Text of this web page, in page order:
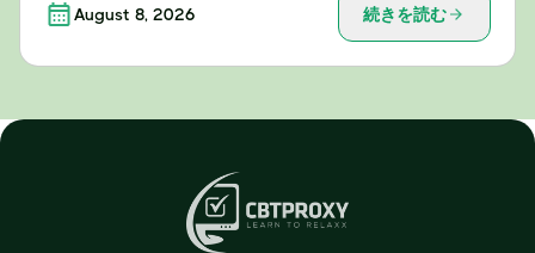
August 8, 2026 続きを読む